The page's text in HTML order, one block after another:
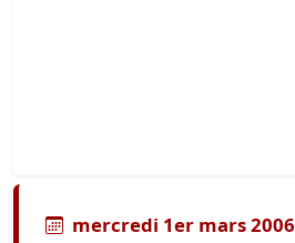
mercredi 1er mars 2006